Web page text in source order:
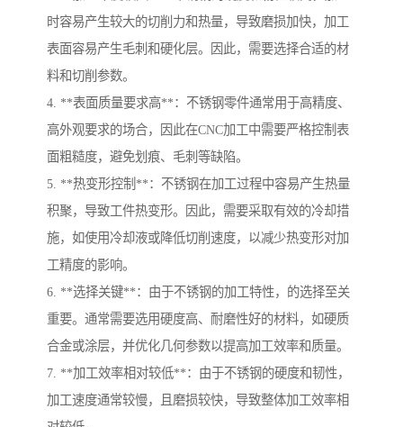
时容易产生较大的切削力和热量，导致磨损加快，加工
表面容易产生毛刺和硬化层。因此，需要选择合适的材
料和切削参数。
4. **表面质量要求高**：不锈钢零件通常用于高精度、
高外观要求的场合，因此在CNC加工中需要严格控制表
面粗糙度，避免划痕、毛刺等缺陷。
5. **热变形控制**：不锈钢在加工过程中容易产生热量
积聚，导致工件热变形。因此，需要采取有效的冷却措
施，如使用冷却液或降低切削速度，以减少热变形对加
工精度的影响。
6. **选择关键**：由于不锈钢的加工特性，的选择至关
重要。通常需要选用硬度高、耐磨性好的材料，如硬质
合金或涂层，并优化几何参数以提高加工效率和质量。
7. **加工效率相对较低**：由于不锈钢的硬度和韧性，
加工速度通常较慢，且磨损较快，导致整体加工效率相